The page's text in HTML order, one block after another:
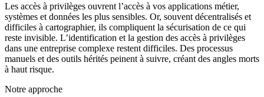
Les accès à privilèges ouvrent l’accès à vos applications métier,
systèmes et données les plus sensibles. Or, souvent décentralisés et
difficiles à cartographier, ils compliquent la sécurisation de ce qui
reste invisible. L’identification et la gestion des accès à privilèges
dans une entreprise complexe restent difficiles. Des processus
manuels et des outils hérités peinent à suivre, créant des angles morts
à haut risque.
Notre approche